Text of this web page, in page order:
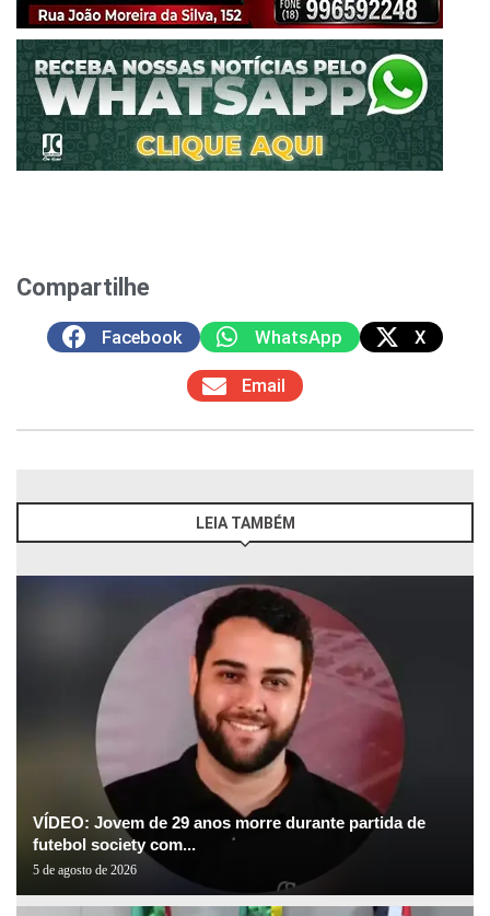
Compartilhe
Facebook WhatsApp X
Email
LEIA TAMBÉM
VÍDEO: Jovem de 29 anos morre durante partida de
futebol society com...
5 de agosto de 2026